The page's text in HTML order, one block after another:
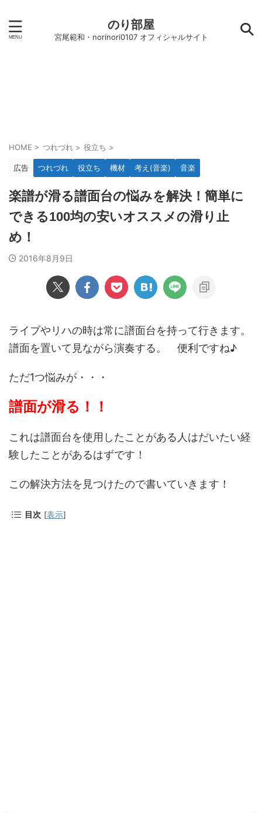
のり部屋
宮尾範和・norinori0107 オフィシャルサイト
HOME > つれづれ > 役立ち >
広告 つれづれ 役立ち 機材 考え(音楽) 音楽
楽譜が滑る譜面台の悩みを解決！簡単に
できる100均の安いオススメの滑り止
め！
2016年8月9日
ライブやリハの時は常に譜面台を持って行きます。
譜面を置いて見ながら演奏する。 便利ですね♪
ただ1つ悩みが・・・
譜面が滑る！！
これは譜面台を使用したことがある人はだいたい経
験したことがあるはずです！
この解決方法を見つけたので書いていきます！
目次 [表示]